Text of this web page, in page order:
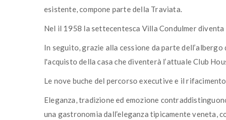
esistente, compone parte della Traviata.
Nel il 1958 la settecentesca Villa Condulmer
In seguito, grazie alla cessione da parte
l'acquisto della casa che diventerà l’attuale Club
Le nove buche del percorso executive e il
Eleganza, tradizione ed emozione
una gastronomia dall’eleganza tipicamente veneta,